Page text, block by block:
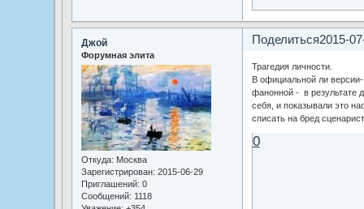
Поделиться2015-
Джой
Форумная элита
Откуда: Москва
Зарегистрирован: 2015-06-29
Приглашений: 0
Сообщений: 1118
Трагедия личности.
В официальной ли
фанонной - в результате
себя, и показывали это
списать на бред
0